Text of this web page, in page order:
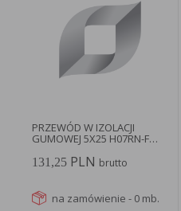
PRZEWÓD W IZOLACJI
GUMOWEJ 5X25 H07RN-F
BĘBEN 1000MB...
131,25PLN brutto
na zamówienie - 0 mb.